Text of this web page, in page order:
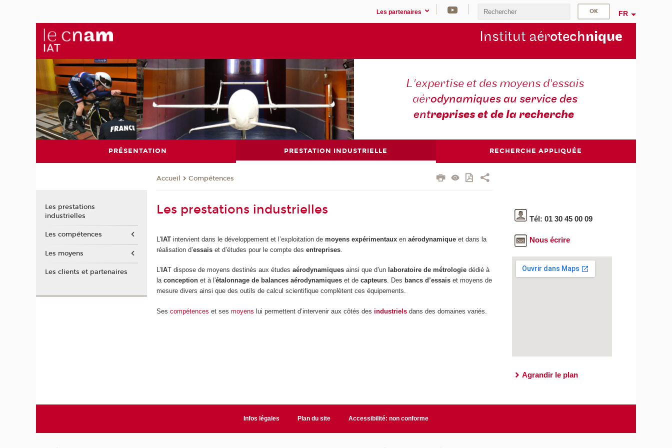
Les partenaires FR
Institut aérotechnique
L'expertise et des moyens d'essais
aérodynamiques au service des
entreprises et de la recherche
PRÉSENTATION PRESTATION INDUSTRIELLE RECHERCHE APPLIQUÉE
Accueil Compétences
Les prestations industrielles
L' IAT intervient dans le développement et l’exploitation demoyens expérimentaux enaérodynamique et dans la
réalisation d’essais et d’études pour le compte desentreprises
L’ IAT dispose de moyens destinés aux étudesaérodynamiques ainsi que d’un laboratoire de métrologie dédié à
laconception et à l'étalonnage de balances aérodynamiques et decapteurs. Des bancs d’essaiset moyens de
mesure divers ainsi que des outils de calcul scientifique complètent ces équipements.
Sescompétences et sesmoyens lui permettent d’intervenir aux côtés desindustriels dans des domaines variés.
Tél: 01 30 45 00 09
Nous écrire
Agrandir le plan
Les prestations
industrielles
Les compétences
Les moyens
Les clients et partenaires
Infos légales Plan du site Accessibilité: non conforme